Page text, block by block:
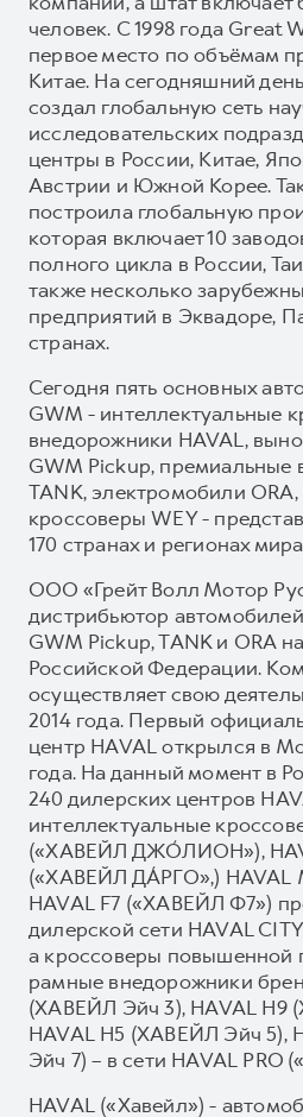
человек. С 1998 года Great
первое место по объёмам
Китае. На сегодняшний
создал глобальную сеть
исследовательских
центры в России, Китае,
Австрии и Южной Корее.
построила глобальную
которая включает 10
полного цикла в России,
также несколько
предприятий в Эквадоре,
странах.
Сегодня пять основных
GWM - интеллектуальные
внедорожники HAVAL,
GWM Pickup, премиальные
TANK, электромобили
кроссоверы WEY -
170 странах и регионах
ООО «Грейт Волл Мотор
дистрибьютор
GWM Pickup, TANK и ORA
Российской Федерации.
осуществляет свою
2014 года. Первый
центр HAVAL открылся в
года. На данный момент в
240 дилерских центров
интеллектуальные
(«ХАВЕЙЛ ДЖО́ЛИОН»),
(«ХАВЕЙЛ ДА́РГО»,)
HAVAL F7 («ХАВЕЙЛ Ф7»)
дилерской сети HAVAL
а кроссоверы повышенной
рамные внедорожники
(ХАВЕЙЛ Эйч 3), HAVAL H9
HAVAL H5 (ХАВЕЙЛ Эйч 5),
Эйч 7) – в сети HAVAL
HAVAL («Хавейл») -